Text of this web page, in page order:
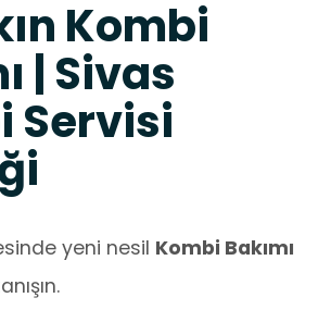
Kombi
| Sivas
Servisi
yeni nesil Kombi Bakımı